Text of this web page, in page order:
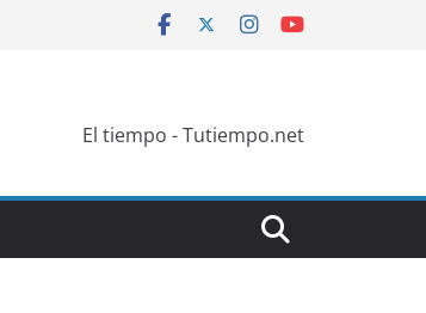
El tiempo - Tutiempo.net